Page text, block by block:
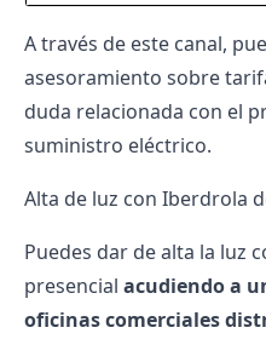
A través de este canal,
asesoramiento sobre
duda relacionada con el
suministro eléctrico.
Alta de luz con Iberdrola
Puedes dar de alta la luz
presencial acudiendo a
oficinas comerciales